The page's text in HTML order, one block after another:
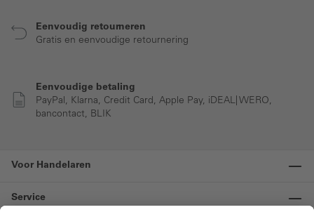
Eenvoudig retourneren
Gratis en eenvoudige retournering
Eenvoudige betaling
PayPal, Klarna, Credit Card, Apple Pay, iDEAL| WERO,
bancontact, BLIK
Voor Handelaren
Service